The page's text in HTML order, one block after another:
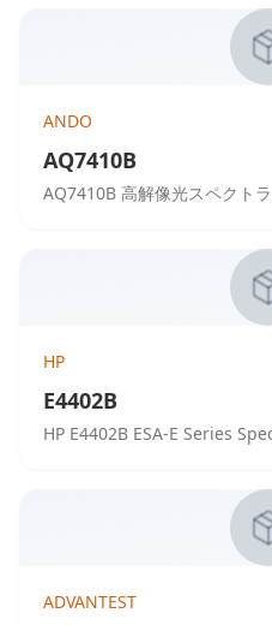
ANDO
AQ7410B
AQ7410B 高解像光スペクト
HP
E4402B
HP E4402B ESA-E Series
ADVANTEST